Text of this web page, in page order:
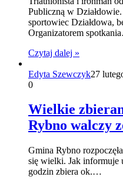
Publiczną w
sportowiec Działdowa,
Organizatorem
Czytaj dalej »
Edyta Szewczyk27
0
Wielkie
Rybno walczy
Gmina Rybno
się wielki. Jak informuje
godzin zbiera ok.…